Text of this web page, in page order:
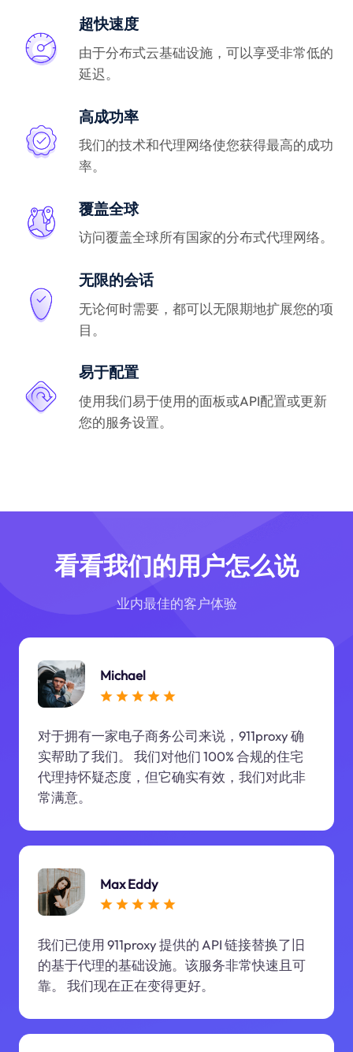
超快速度
由于分布式云基础设施，可以享受非常低的
延迟。
高成功率
我们的技术和代理网络使您获得最高的成功
率。
覆盖全球
访问覆盖全球所有国家的分布式代理网络。
无限的会话
无论何时需要，都可以无限期地扩展您的项
目。
易于配置
使用我们易于使用的面板或API配置或更新
您的服务设置。
看看我们的用户怎么说
业内最佳的客户体验
Michael
对于拥有一家电子商务公司来说，911proxy 确
实帮助了我们。 我们对他们 100% 合规的住宅
代理持怀疑态度，但它确实有效，我们对此非
常满意。
Max Eddy
我们已使用 911proxy 提供的 API 链接替换了旧
的基于代理的基础设施。该服务非常快速且可
靠。 我们现在正在变得更好。